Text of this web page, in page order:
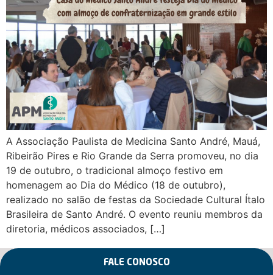
A Associação Paulista de Medicina Santo André, Mauá,
Ribeirão Pires e Rio Grande da Serra promoveu, no dia
19 de outubro, o tradicional almoço festivo em
homenagem ao Dia do Médico (18 de outubro),
realizado no salão de festas da Sociedade Cultural Ítalo
Brasileira de Santo André. O evento reuniu membros da
diretoria, médicos associados, […]
FALE CONOSCO